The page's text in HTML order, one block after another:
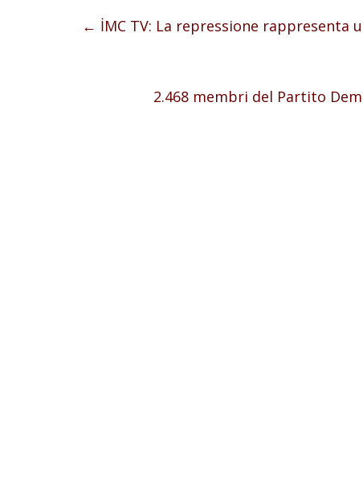
← İMC TV: La repressione rappresenta
2.468 membri del Partito